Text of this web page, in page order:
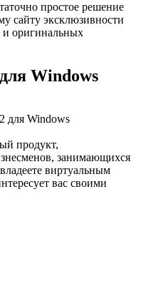
простое решение
сайту эксклюзивности
и оригинальных
Windows
продукт,
занимающихся
виртуальным
вас своими